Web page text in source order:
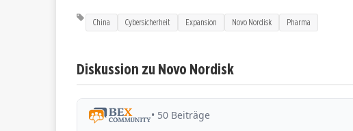
China Cybersicherheit Expansion Novo Nordisk Pharma
Diskussion zu Novo Nordisk